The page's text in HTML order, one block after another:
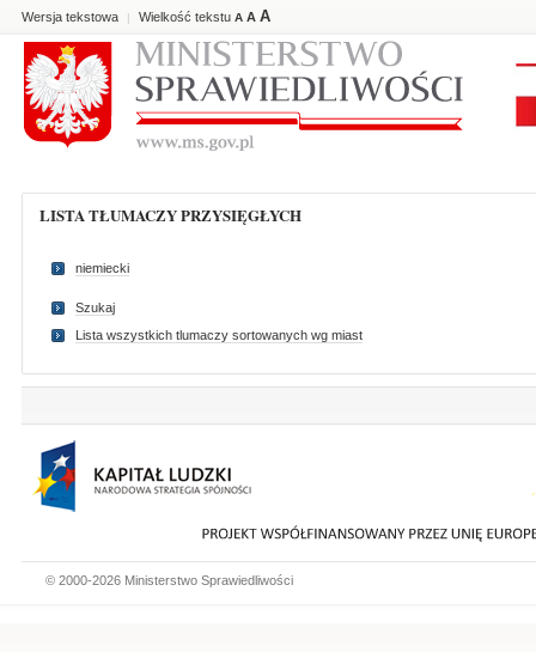
Wersja tekstowa | Wielkość tekstu A A A
LISTA TŁUMACZY PRZYSIĘGŁYCH
niemiecki
Szukaj
Lista wszystkich tlumaczy sortowanych wg miast
© 2000-2026 Ministerstwo Sprawiedliwości